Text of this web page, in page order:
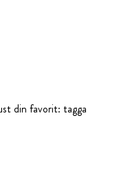
din favorit: tagga